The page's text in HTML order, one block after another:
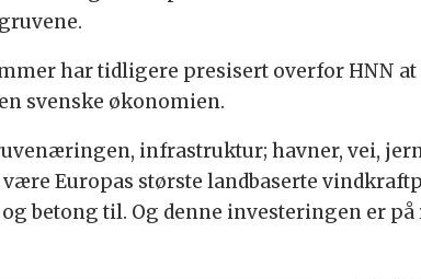
har tidligere presisert overfor HNN
svenske økonomien.
infrastruktur; havner, vei,
Europas største landbaserte
betong til. Og denne investeringen er på